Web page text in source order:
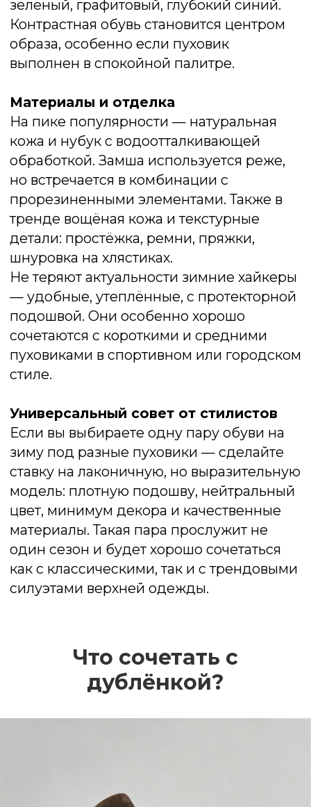
Что сочетать с
дублёнкой?
без пары универсальных сапог на
устойчивом каблуке высотой 3–5 см. Они
подходят под юбки и брюки, сочетаются
с классическими и повседневными
образами, добавляя женственности без
жертв комфорту. Идеально — если
замши, без кричащих деталей.
Универсальная обувь — это не
компромисс, а осознанный выбор. Такая
пара становится надёжной базой, на
которую можно опереться каждый день.
Она облегчает составление гардероба и
помогает выглядеть стильно вне
зависимости от того, какой верх вы
надеваете — элегантное пальто,
объёмный пуховик или уютную
дублёнку.
Даже самая стильная пара обуви может
с верхней одеждой. Многие совершают
одни и те же ошибки, не учитывая
пропорции, текстуры и общий характер
образа. Разберём главные промахи,
которых стоит избегать, чтобы выглядеть
гармонично и современно.
Несоответствие стиля.
Классическое
пальто в паре с массивными
трекинговыми ботинками или грубая
парка со стройными сапогами на
шпильке — примеры, когда обувь и
верхняя одежда «говорят на разных
языках». Такая комбинация разрушает
целостность образа. Важно подбирать
пальто или пуховик в пол требуют
визуального баланса снизу. Узкие
устойчивости образу.